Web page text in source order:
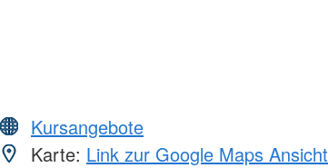
Kursangebote
Karte: Link zur Google Maps Ansicht